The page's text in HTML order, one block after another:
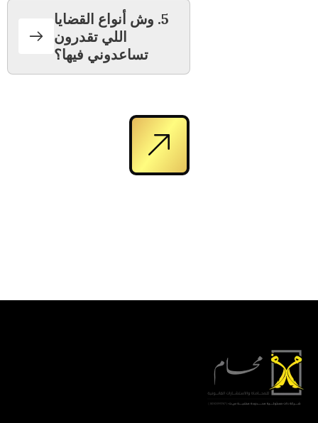
5. وش أنواع القضايا
اللي تقدرون
تساعدوني فيها؟